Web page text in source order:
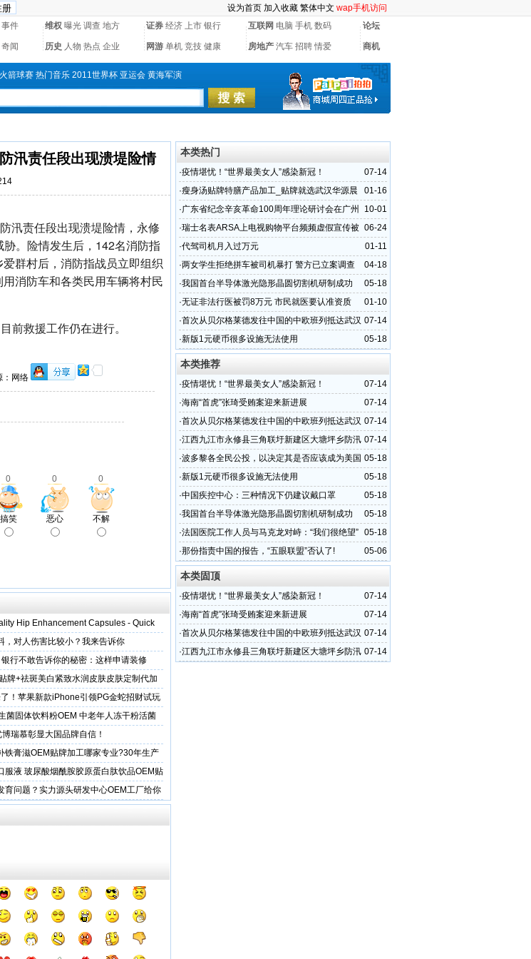
设为首页 加入收藏 繁体中文 wap手机访问
事件 维权 曝光 调查 地方 证券 经济 上市 银行 互联网 电脑 手机 数码 论坛
奇闻 历史 人物 热点 企业 网游 单机 竞技 健康 房地产 汽车 招聘 情爱 商机
火箭球赛 热门音乐 2011世界杯 亚运会 黄海军演
汛责任段出现溃堤险情
汛责任段出现溃堤险情，永修
。险情发生后，142名消防指
群村后，消防指战员立即组织
消防车和各类民用车辆将村民
前救援工作仍在进行。
网络
0 0 0
搞笑 恶心 不解
Hip Enhancement Capsules - Quick
，对人伤害比较小？我来告诉你
银行不敢告诉你的秘密：这样申请装修
！
牌+祛斑美白紧致水润皮肤皮肤定制代加
！苹果新款iPhone引领PG金蛇招财试玩
菌固体饮料粉OEM 中老年人冻干粉活菌
博瑞慕彰显大国品牌自信！
铁膏滋OEM贴牌加工哪家专业?30年生产
服液 玻尿酸烟酰胺胶原蛋白肽饮品OEM贴
育问题？实力源头研发中心OEM工厂给你
本类热门
07-14
·疫情堪忧！“世界最美女人”感染新冠！
01-16
·瘦身汤贴牌特膳产品加工_贴牌就选武汉华源晨
泰 专业服务15年
10-01
·广东省纪念辛亥革命100周年理论研讨会在广州
召开
06-24
·瑞士名表ARSA上电视购物平台频频虚假宣传被
消费者实名投诉
01-11
·代驾司机月入过万元
04-18
·两女学生拒绝拼车被司机暴打 警方已立案调查
05-18
·我国首台半导体激光隐形晶圆切割机研制成功
01-10
·无证非法行医被罚8万元 市民就医要认准资质
07-14
·首次从贝尔格莱德发往中国的中欧班列抵达武汉
05-18
·新版1元硬币很多设施无法使用
本类推荐
07-14
·疫情堪忧！“世界最美女人”感染新冠！
07-14
·海南“首虎”张琦受贿案迎来新进展
07-14
·首次从贝尔格莱德发往中国的中欧班列抵达武汉
07-14
·江西九江市永修县三角联圩新建区大塘坪乡防汛
责任段出现溃堤险情
05-18
·波多黎各全民公投，以决定其是否应该成为美国
一个州
05-18
·新版1元硬币很多设施无法使用
05-18
·中国疾控中心：三种情况下仍建议戴口罩
05-18
·我国首台半导体激光隐形晶圆切割机研制成功
05-18
·法国医院工作人员与马克龙对峙：“我们很绝望”
05-06
·那份指责中国的报告，“五眼联盟”否认了!
本类固顶
07-14
·疫情堪忧！“世界最美女人”感染新冠！
07-14
·海南“首虎”张琦受贿案迎来新进展
07-14
·首次从贝尔格莱德发往中国的中欧班列抵达武汉
07-14
·江西九江市永修县三角联圩新建区大塘坪乡防汛